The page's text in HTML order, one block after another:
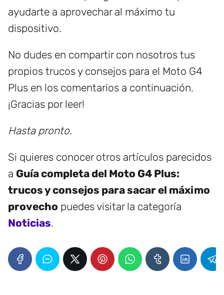
ayudarte a aprovechar al máximo tu
dispositivo.
No dudes en compartir con nosotros tus
propios trucos y consejos para el Moto G4
Plus en los comentarios a continuación.
¡Gracias por leer!
Hasta pronto.
Si quieres conocer otros artículos parecidos
a Guía completa del Moto G4 Plus:
trucos y consejos para sacar el máximo
provecho puedes visitar la categoría
Noticias.